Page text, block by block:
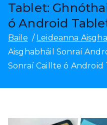
Tablet:
ó Android
Baile
Leideanna
Aisghabháil Sonraí
Sonraí Caillte ó Android